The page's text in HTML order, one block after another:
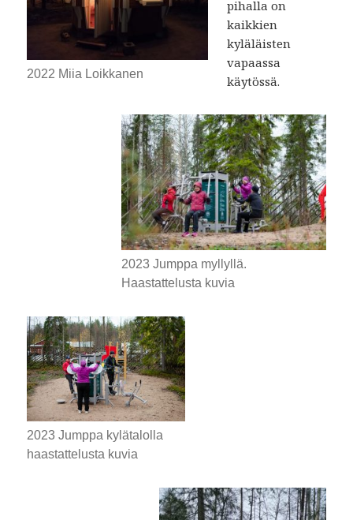
2022 Miia Loikkanen
pihalla on
kaikkien
kyläläisten
vapaassa
käytössä.
2023 Jumppa myllyllä.
Haastattelusta kuvia
2023 Jumppa kylätalolla
haastattelusta kuvia